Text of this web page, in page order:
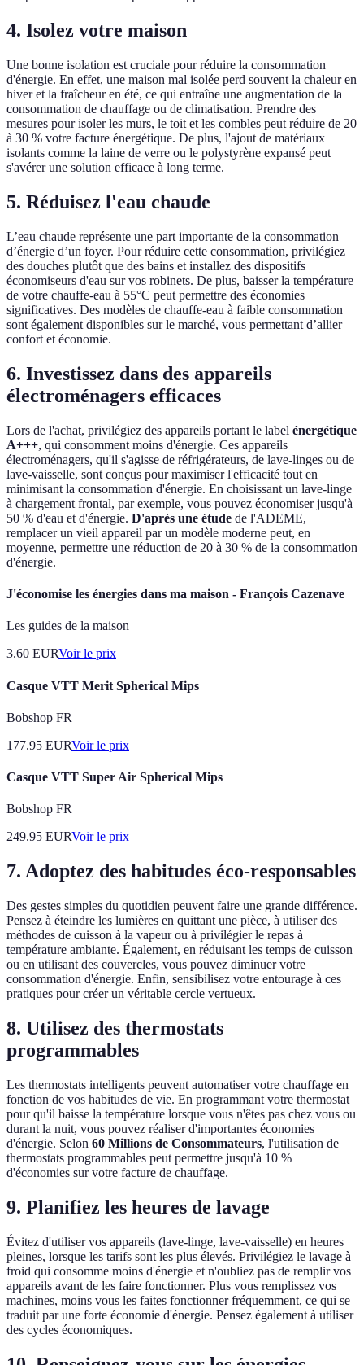
4. Isolez votre maison
Une bonne isolation est cruciale pour réduire la consommation
d'énergie. En effet, une maison mal isolée perd souvent la chaleur en
hiver et la fraîcheur en été, ce qui entraîne une augmentation de la
consommation de chauffage ou de climatisation. Prendre des
mesures pour isoler les murs, le toit et les combles peut réduire de 20
à 30 % votre facture énergétique. De plus, l'ajout de matériaux
isolants comme la laine de verre ou le polystyrène expansé peut
s'avérer une solution efficace à long terme.
5. Réduisez l'eau chaude
L’eau chaude représente une part importante de la consommation
d’énergie d’un foyer. Pour réduire cette consommation, privilégiez
des douches plutôt que des bains et installez des dispositifs
économiseurs d'eau sur vos robinets. De plus, baisser la température
de votre chauffe-eau à 55°C peut permettre des économies
significatives. Des modèles de chauffe-eau à faible consommation
sont également disponibles sur le marché, vous permettant d’allier
confort et économie.
6. Investissez dans des appareils
électroménagers efficaces
Lors de l'achat, privilégiez des appareils portant le label énergétique
A+++, qui consomment moins d'énergie. Ces appareils
électroménagers, qu'il s'agisse de réfrigérateurs, de lave-linges ou de
lave-vaisselle, sont conçus pour maximiser l'efficacité tout en
minimisant la consommation d'énergie. En choisissant un lave-linge
à chargement frontal, par exemple, vous pouvez économiser jusqu'à
50 % d'eau et d'énergie. D'après une étude de l'ADEME,
remplacer un vieil appareil par un modèle moderne peut, en
moyenne, permettre une réduction de 20 à 30 % de la consommation
d'énergie.
J'économise les énergies dans ma maison - François Cazenave
Les guides de la maison
3.60 EURVoir le prix
Casque VTT Merit Spherical Mips
Bobshop FR
177.95 EURVoir le prix
Casque VTT Super Air Spherical Mips
Bobshop FR
249.95 EURVoir le prix
7. Adoptez des habitudes éco-responsables
Des gestes simples du quotidien peuvent faire une grande différence.
Pensez à éteindre les lumières en quittant une pièce, à utiliser des
méthodes de cuisson à la vapeur ou à privilégier le repas à
température ambiante. Également, en réduisant les temps de cuisson
ou en utilisant des couvercles, vous pouvez diminuer votre
consommation d'énergie. Enfin, sensibilisez votre entourage à ces
pratiques pour créer un véritable cercle vertueux.
8. Utilisez des thermostats
programmables
Les thermostats intelligents peuvent automatiser votre chauffage en
fonction de vos habitudes de vie. En programmant votre thermostat
pour qu'il baisse la température lorsque vous n'êtes pas chez vous ou
durant la nuit, vous pouvez réaliser d'importantes économies
d'énergie. Selon 60 Millions de Consommateurs, l'utilisation de
thermostats programmables peut permettre jusqu'à 10 %
d'économies sur votre facture de chauffage.
9. Planifiez les heures de lavage
Évitez d'utiliser vos appareils (lave-linge, lave-vaisselle) en heures
pleines, lorsque les tarifs sont les plus élevés. Privilégiez le lavage à
froid qui consomme moins d'énergie et n'oubliez pas de remplir vos
appareils avant de les faire fonctionner. Plus vous remplissez vos
machines, moins vous les faites fonctionner fréquemment, ce qui se
traduit par une forte économie d'énergie. Pensez également à utiliser
des cycles économiques.